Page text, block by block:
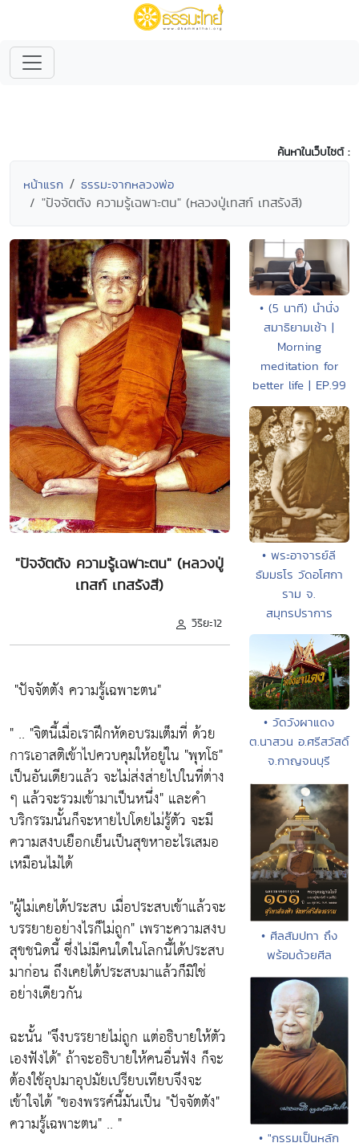
ค้นหาในเว็บไซต์ :
หน้าแรก ธรรมะจากหลวงพ่อ
"ปัจจัตตัง ความรู้เฉพาะตน" (หลวงปู่เทสก์ เทสรังสี)
"ปัจจัตตัง ความรู้เฉพาะตน" (หลวงปู่
เทสก์ เทสรังสี)
วิริยะ12
"ปัจจัตตัง ความรู้เฉพาะตน"
" .. "จิตนี้เมื่อเราฝึกหัดอบรมเต็มที่ ด้วย
การเอาสติเข้าไปควบคุมให้อยู่ใน "พุทโธ"
เป็นอันเดียวแล้ว จะไม่ส่งส่ายไปในที่ต่าง
ๆ แล้วจะรวมเข้ามาเป็นหนึ่ง" และคำ
บริกรรมนั้นก็จะหายไปโดยไม่รู้ตัว จะมี
ความสงบเยือกเย็นเป็นสุขหาอะไรเสมอ
เหมือนไม่ได้
"ผู้ไม่เคยได้ประสบ เมื่อประสบเข้าแล้วจะ
บรรยายอย่างไรก็ไม่ถูก" เพราะความสงบ
สุขชนิดนี้ ซึ่งไม่มีคนใดในโลกนี้ได้ประสบ
มาก่อน ถึงเคยได้ประสบมาแล้วก็มิใช่
อย่างเดียวกัน
ฉะนั้น "จึงบรรยายไม่ถูก แต่อธิบายให้ตัว
เองฟังได้"ถ้าจะอธิบายให้คนอื่นฟัง ก็จะ
ต้องใช้อุปมาอุปมัยเปรียบเทียบจึงจะ
เข้าใจได้"ของพรรค์นี้มันเป็น "ปัจจัตตัง"
ความรู้เฉพาะตน" .. "
• (5 นาที) นำนั่ง
สมาธิยามเช้า |
Morning
meditation for
better life | EP.99
• พระอาจารย์ลี
ธัมมธโร วัดอโศกา
ราม จ.
สมุทรปราการ
• วัดวังผาแดง
ต.นาสวน อ.ศรีสวัสดิ์
จ.กาญจนบุรี
• ศีลสัมปทา ถึง
พร้อมด้วยศีล
• "กรรมเป็นหลัก